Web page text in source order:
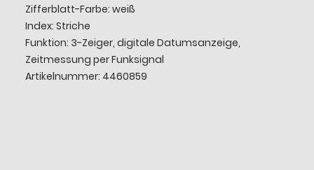
Zifferblatt-Farbe: weiß
Index: Striche
Funktion: 3-Zeiger, digitale Datumsanzeige,
Zeitmessung per Funksignal
Artikelnummer: 4460859